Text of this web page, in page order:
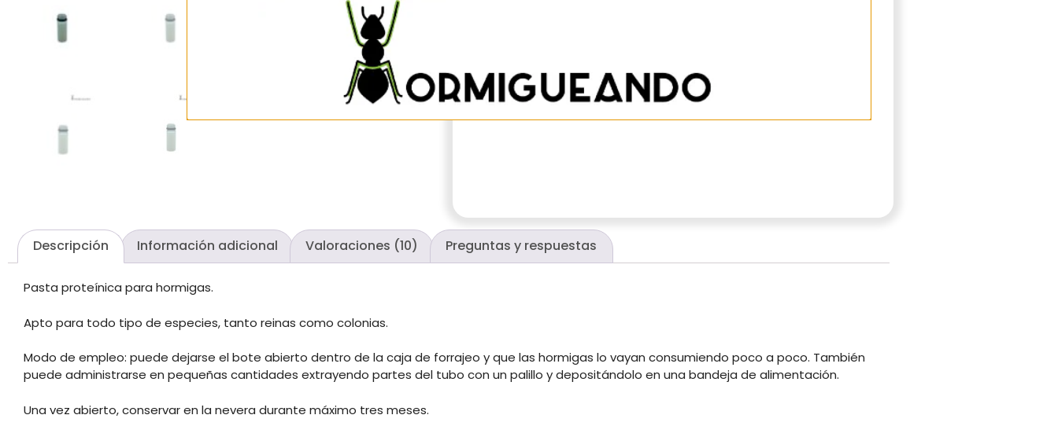
Descripción Información adicional Valoraciones (10) Preguntas y respuestas
Pasta proteínica para hormigas.
Apto para todo tipo de especies, tanto reinas como colonias.
Modo de empleo: puede dejarse el bote abierto dentro de la caja de forrajeo y que las hormigas lo vayan consumiendo poco a poco. También
puede administrarse en pequeñas cantidades extrayendo partes del tubo con un palillo y depositándolo en una bandeja de alimentación.
Una vez abierto, conservar en la nevera durante máximo tres meses.